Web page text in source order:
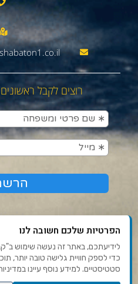
רוצים לקבל
תנאי שימוש
הפרטיות שלכם חשובה לנו
כדי לספק חוויית גלישה טובה יותר,
סטטיסטיים. למידע נוסף עיינו